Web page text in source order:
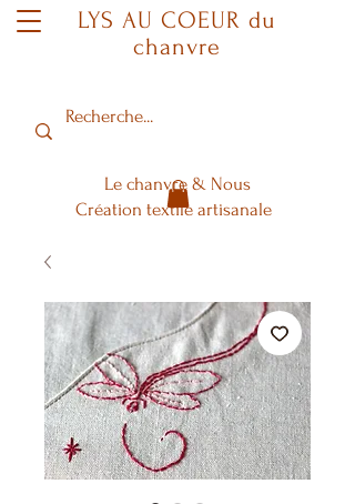
LYS AU COEUR du
chanvre
Le chanvre & Nous
Création textile artisanale